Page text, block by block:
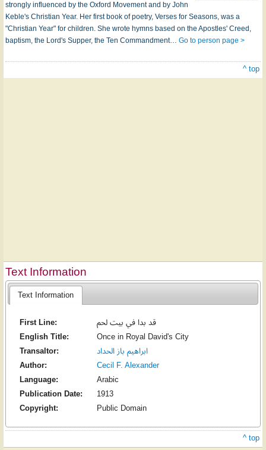
strongly influenced by the Oxford Movement and by John
Keble's Christian Year. Her first book of poetry, Verses for Seasons, was a
"Christian Year" for children. She wrote hymns based on the Apostles' Creed,
baptism, the Lord's Supper, the Ten Commandment… Go to person page >
^ top
Text Information
Text Information
First Line:
قد بدا في بيت لحم
English Title:
Once in Royal David's City
Transaltor:
ابراهيم باز الحداد
Author:
Cecil F. Alexander
Language:
Arabic
Publication Date:
1913
Copyright:
Public Domain
^ top